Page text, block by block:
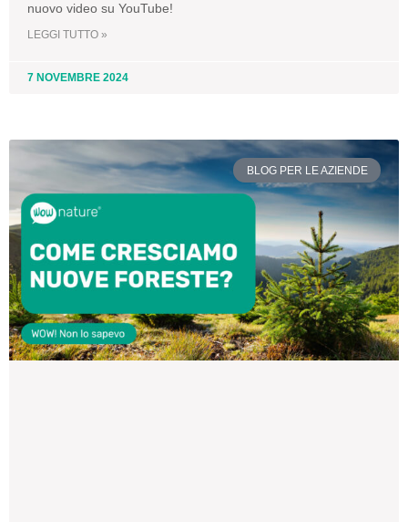
nuovo video su YouTube!
LEGGI TUTTO »
7 NOVEMBRE 2024
BLOG PER LE AZIENDE